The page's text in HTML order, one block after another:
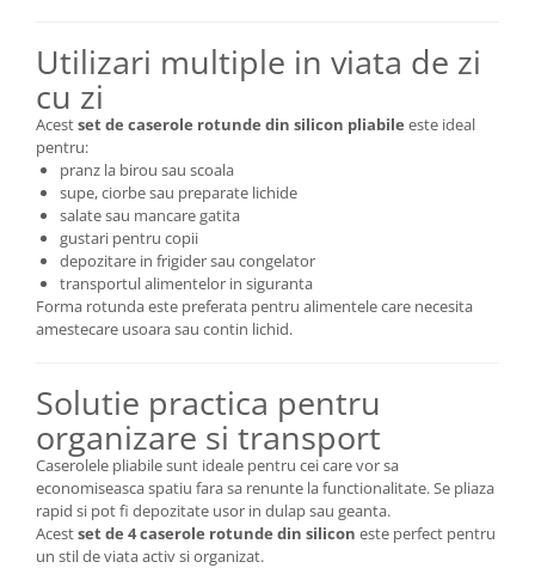
Utilizari multiple in viata de zi
cu zi
Acestset de caserole rotunde din silicon pliabile este ideal
pentru:
pranz la birou sau scoala
supe, ciorbe sau preparate lichide
salate sau mancare gatita
gustari pentru copii
depozitare in frigider sau congelator
transportul alimentelor in siguranta
Forma rotunda este preferata pentru alimentele care necesita
amestecare usoara sau contin lichid.
Solutie practica pentru
organizare si transport
Caserolele pliabile sunt ideale pentru cei care vor sa
economiseasca spatiu fara sa renunte la functionalitate. Se pliaza
rapid si pot fi depozitate usor in dulap sau geanta.
Acestset de 4 caserole rotunde din silicon este perfect pentru
un stil de viata activ si organizat.